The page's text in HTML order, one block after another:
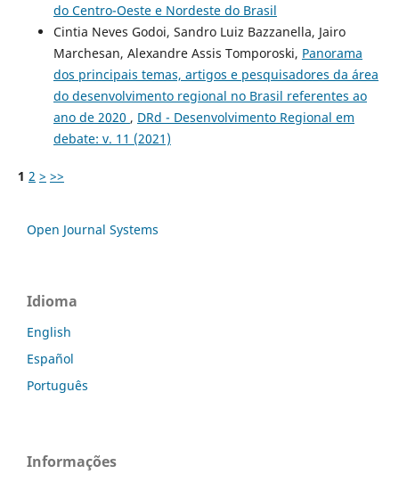
do Centro-Oeste e Nordeste do Brasil
Cintia Neves Godoi, Sandro Luiz Bazzanella, Jairo
Marchesan, Alexandre Assis Tomporoski, Panorama
dos principais temas, artigos e pesquisadores da área
do desenvolvimento regional no Brasil referentes ao
ano de 2020 , DRd - Desenvolvimento Regional em
debate: v. 11 (2021)
1 2 > >>
Open Journal Systems
Idioma
English
Español
Português
Informações